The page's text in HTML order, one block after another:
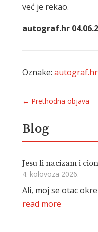
već je rekao.
autograf.hr
Oznake: autograf.hr
← Prethodna objava
Blog
Jesu li nacizam i
4. kolovoza 2026.
Ali, moj se otac
read more